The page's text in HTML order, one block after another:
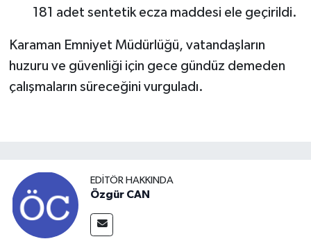
181 adet sentetik ecza maddesi ele geçirildi.
Karaman Emniyet Müdürlüğü, vatandaşların
huzuru ve güvenliği için gece gündüz demeden
çalışmaların süreceğini vurguladı.
EDITÖR HAKKINDA
Özgür CAN